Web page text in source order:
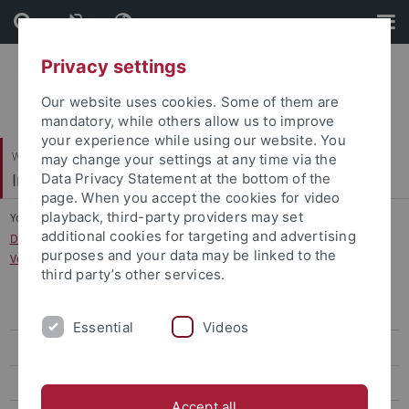
Skip
to
content
Skip
to
footer
Wirtschafts- und Sozialwissenschaftliche Fakultät
Institut für Politikwissenschaft
You are here: Startseite
...
Das Ringen um internationale Ordnung – Rüstungskontrolle im System der
Vereinten Nationen
Team
Forschungsprojekte
Privacy settings
Our website uses cookies. Some of them are
mandatory, while others allow us to improve
your experience while using our website. You
may change your settings at any time via the
Data Privacy Statement at the bottom of the
page. When you accept the cookies for video
playback, third-party providers may set
additional cookies for targeting and advertising
purposes and your data may be linked to the
third party’s other services.
Essential Videos